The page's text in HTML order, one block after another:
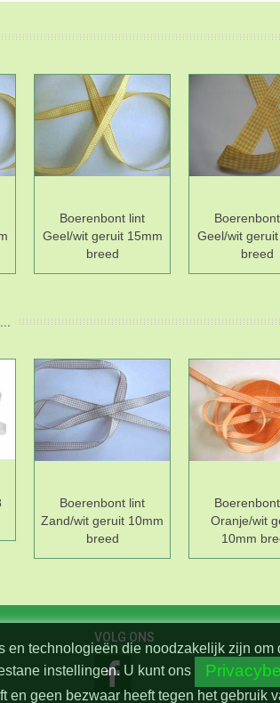
Boerenbont lint
Geel/wit geruit 15mm
breed
Geel/wit
breed
Boerenbont lint
Zand/wit geruit 10mm
breed
Oranje/wit
10mm
VOLG ONS
technologieën die noodzakelijk zijn
instellingen. U kunt ons
en geen bezwaar heeft tegen het gebruik